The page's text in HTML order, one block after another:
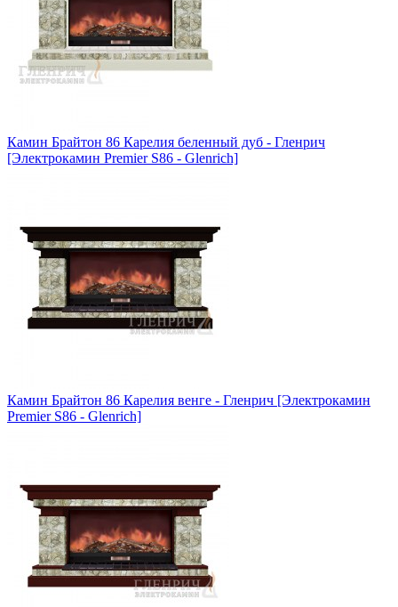
Камин Брайтон 86 Карелия беленный дуб - Гленрич
[Электрокамин Premier S86 - Glenrich]
Камин Брайтон 86 Карелия венге - Гленрич [Электрокамин
Premier S86 - Glenrich]